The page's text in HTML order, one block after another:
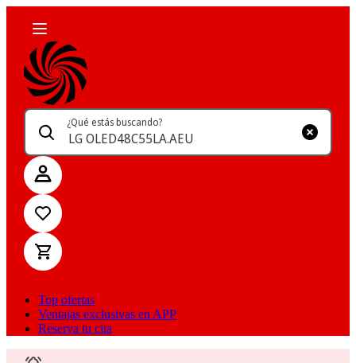
¿Qué estás buscando?
Top ofertas
Ventajas exclusivas en APP
Reserva tu cita